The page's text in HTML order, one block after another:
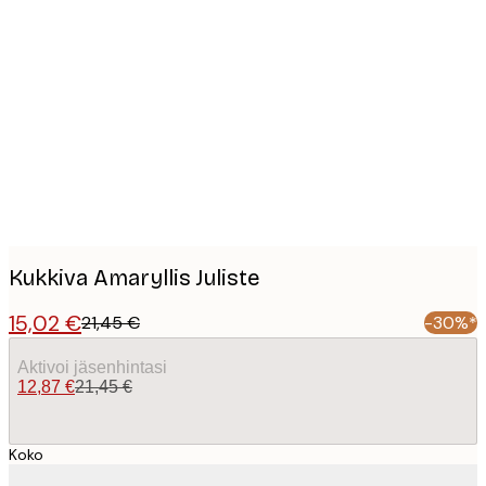
Kukkiva Amaryllis Juliste
15,02 €21,45 € -30%*
Aktivoi jäsenhintasi
12,87 €21,45 €
Koko